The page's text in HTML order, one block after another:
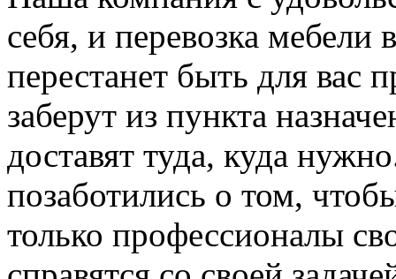
себя, и перевозка
перестанет быть для вас
заберут из пункта
доставят туда, куда
позаботились о том,
только профессионалы